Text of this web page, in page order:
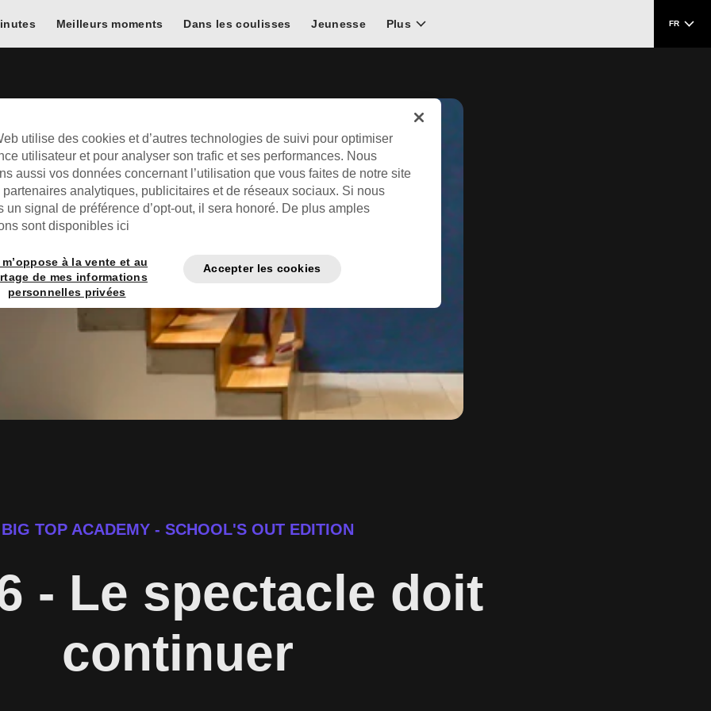
Meilleurs moments Dans les coulisses Jeunesse Plus FR
BIG TOP ACADEMY - SCHOOL'S OUT EDITION
- Le spectacle doit
continuer
utilise des cookies et d’autres technologies de suivi pour optimiser
utilisateur et pour analyser son trafic et ses performances. Nous
aussi vos données concernant l’utilisation que vous faites de notre site
partenaires analytiques, publicitaires et de réseaux sociaux. Si nous
un signal de préférence d’opt-out, il sera honoré. De plus amples
sont disponibles ici
m’oppose à la vente et au
de mes informations
personnelles privées
Accepter les cookies